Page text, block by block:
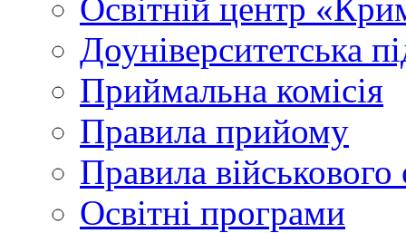
Освітній центр
Доуніверситетська
Приймальна комісія
Правила прийому
Правила військового
Освітні програми